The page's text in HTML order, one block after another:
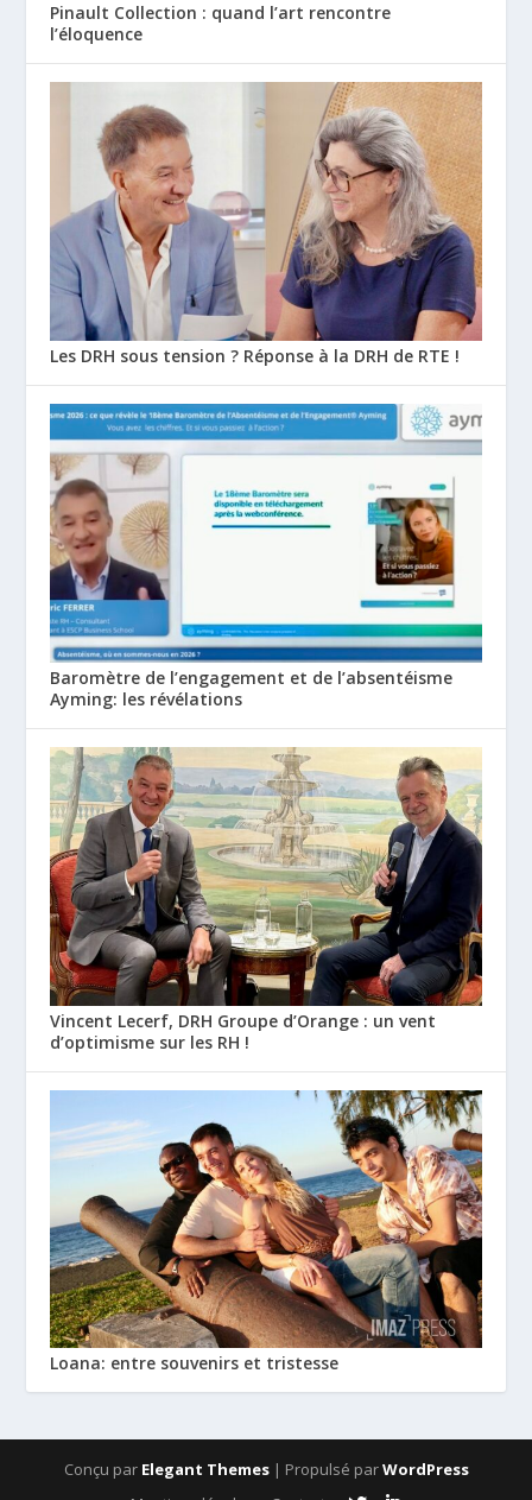
Pinault Collection : quand l’art rencontre
l’éloquence
Les DRH sous tension ? Réponse à la DRH de RTE !
Baromètre de l’engagement et de l’absentéisme
Ayming: les révélations
Vincent Lecerf, DRH Groupe d’Orange : un vent
d’optimisme sur les RH !
Loana: entre souvenirs et tristesse
Conçu par Elegant Themes| Propulsé parWordPress